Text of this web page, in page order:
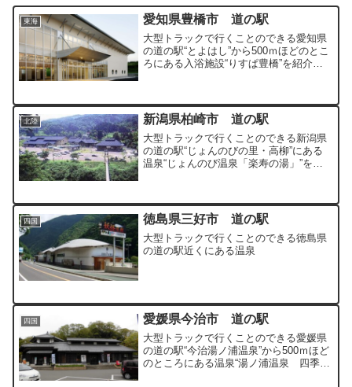
東海 愛知県豊橋市 道の駅
大型トラックで行くことのできる愛知県
の道の駅“とよはし”から500ｍほどのとこ
ろにある入浴施設“りすぱ豊橋”を紹介し
ングルームも利用することができます。
北陸 新潟県柏崎市 道の駅
大型トラックで行くことのできる新潟県
の道の駅“じょんのびの里・高柳”にある
温泉“じょんのび温泉「楽寿の湯」”を紹
す。
四国 徳島県三好市 道の駅
大型トラックで行くことのできる徳島県
の道の駅近くにある温泉
四国 愛媛県今治市 道の駅
大型トラックで行くことのできる愛媛県
の道の駅“今治湯ノ浦温泉”から500ｍほど
のところにある温泉“湯ノ浦温泉 四季の